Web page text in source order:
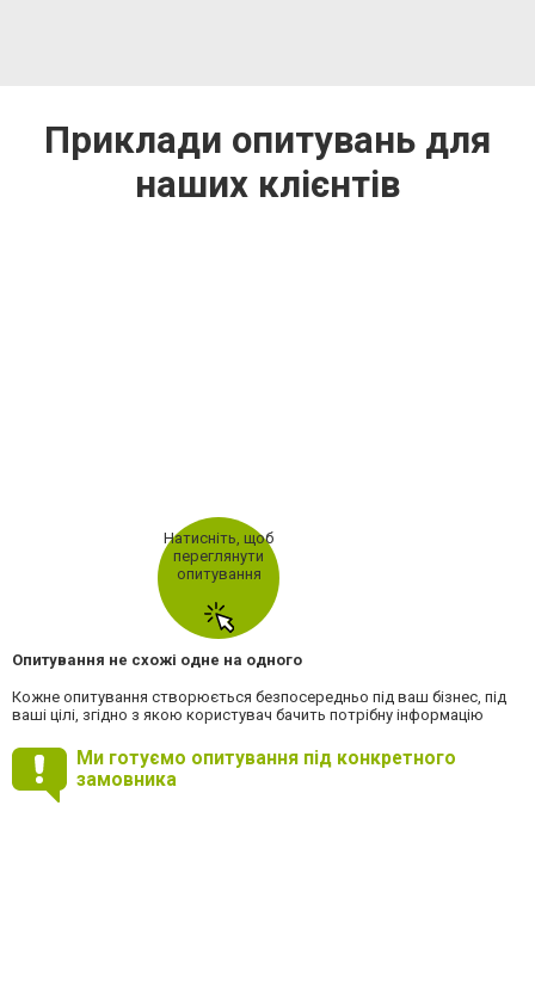
Приклади опитувань для
наших клієнтів
Натисніть, щоб
переглянути
опитування
Опитування не схожі одне на одного
Кожне опитування створюється безпосередньо під ваш бізнес, під
ваші цілі, згідно з якою користувач бачить потрібну інформацію
Ми готуємо опитування під конкретного
замовника